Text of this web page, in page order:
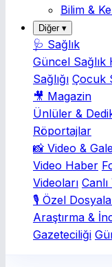
Bilim &
Diğer ▾
🩺 Sağlık
Güncel Sağlık
Sağlığı Çocuk
🎥 Magazin
Ünlüler &
Röportajlar
📸 Video &
Video Haber
Videoları
🎙️ Özel
Araştırma &
Gazeteciliği